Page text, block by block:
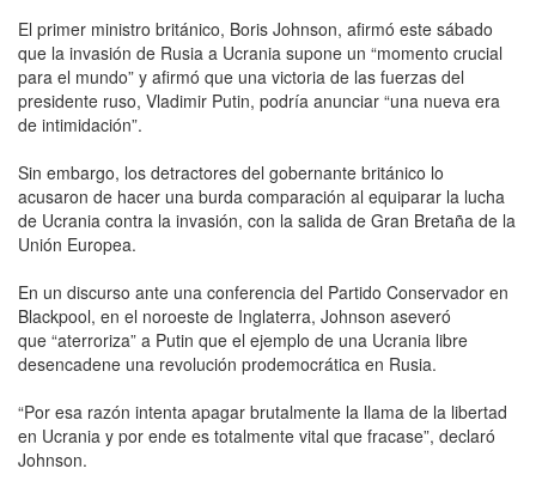
El primer ministro británico, Boris Johnson, afirmó este sábado
que la invasión de Rusia a Ucrania supone un “momento crucial
para el mundo” y afirmó que una victoria de las fuerzas del
presidente ruso, Vladimir Putin, podría anunciar “una nueva era
de intimidación”.
Sin embargo, los detractores del gobernante británico lo
acusaron de hacer una burda comparación al equiparar la lucha
de Ucrania contra la invasión, con la salida de Gran Bretaña de la
Unión Europea.
En un discurso ante una conferencia del Partido Conservador en
Blackpool, en el noroeste de Inglaterra, Johnson aseveró
que “aterroriza” a Putin que el ejemplo de una Ucrania libre
desencadene una revolución prodemocrática en Rusia.
“Por esa razón intenta apagar brutalmente la llama de la libertad
en Ucrania y por ende es totalmente vital que fracase”, declaró
Johnson.